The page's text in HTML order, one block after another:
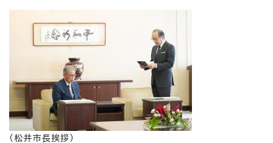
（松井市長挨拶）